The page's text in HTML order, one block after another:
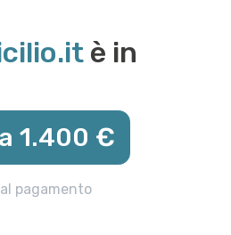
è in
1.400 €
pagamento